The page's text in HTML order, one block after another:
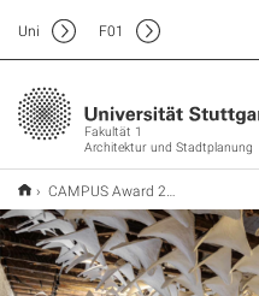
Fakultät 1
Architektur und Stadtplanung
Uni F01
CAMPUS Award 2026 für das „Future Material Lab“ , IBK/Prof. Ostermann